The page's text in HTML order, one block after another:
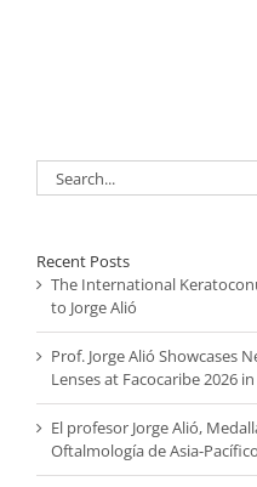
Search
for:
Recent Posts
The International
to Jorge Alió
Prof. Jorge Alió Showcases
Lenses at Facocaribe 2026
El profesor Jorge Alió,
Oftalmología de Asia-